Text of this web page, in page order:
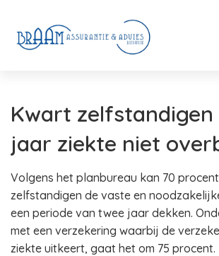
Kwart zelfstandigen
jaar ziekte niet
Volgens het planbureau kan 70
zelfstandigen de vaste en
een periode van twee jaar dekken.
met een verzekering waarbij de
ziekte uitkeert, gaat het om 75 procent.